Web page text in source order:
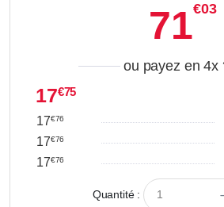
71€03
ou payez en 4x
17€75
17€76
17€76
17€76
Quantité :